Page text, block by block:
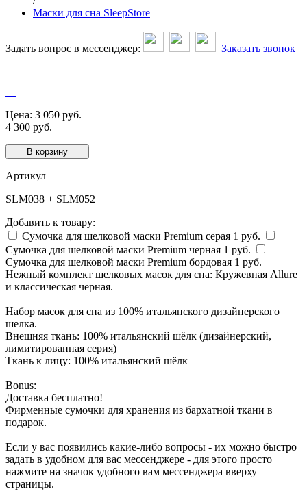
Маски для сна SleepStore
Задать вопрос в мессенджер: Заказать звонок
Цена: 3 050 руб.
4 300 руб.
В корзину
Артикул
SLM038 + SLM052
Добавить к товару:
Сумочка для шелковой маски Premium серая 1 руб.
Сумочка для шелковой маски Premium черная 1 руб.
Сумочка для шелковой маски Premium бордовая 1 руб.
Нежный комплект шелковых масок для сна: Кружевная Allure
и классическая черная.
Набор масок для сна из 100% итальянского дизайнерского
шелка.
Внешняя ткань: 100% итальянский шёлк (дизайнерский,
лимитированная серия)
Ткань к лицу: 100% итальянский шёлк
Bonus:
Доставка бесплатно!
Фирменные сумочки для хранения из бархатной ткани в
подарок.
Если у вас появились какие-либо вопросы - их можно быстро
задать в удобном для вас мессенджере - для этого просто
нажмите на значок удобного вам мессенджера вверху
страницы.